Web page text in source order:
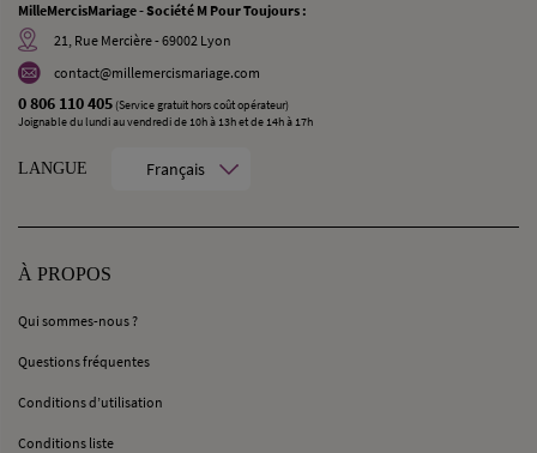
MilleMercisMariage - Société M Pour Toujours :
21, Rue Mercière - 69002 Lyon
contact@millemercismariage.com
0 806 110 405 (Service gratuit hors coût opérateur)
Joignable du lundi au vendredi de 10h à 13h et de 14h à 17h
LANGUE Français
À PROPOS
Qui sommes-nous ?
Questions fréquentes
Conditions d’utilisation
Conditions liste